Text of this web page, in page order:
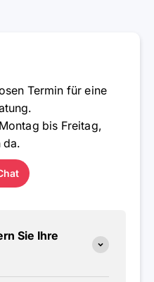
Termin für eine
bis Freitag,
da.
Sie Ihre